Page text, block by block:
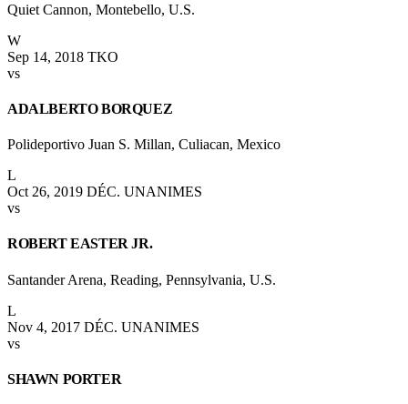
Quiet Cannon, Montebello, U.S.
W
Sep 14, 2018 TKO
vs
ADALBERTO BORQUEZ
Polideportivo Juan S. Millan, Culiacan, Mexico
L
Oct 26, 2019 DÉC. UNANIMES
vs
ROBERT EASTER JR.
Santander Arena, Reading, Pennsylvania, U.S.
L
Nov 4, 2017 DÉC. UNANIMES
vs
SHAWN PORTER